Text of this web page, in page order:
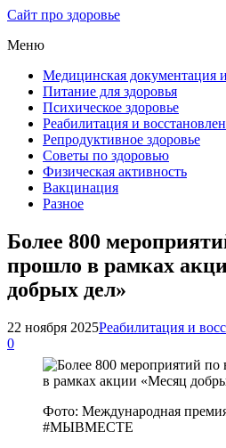
Сайт про здоровье
Меню
Медицинская документация
Питание для здоровья
Психическое здоровье
Реабилитация и
Репродуктивное здоровье
Советы по здоровью
Физическая активность
Вакцинация
Разное
Более 800
прошло в рамках
добрых дел»
22 ноября 2025Реабилитация и
0
Фото: Международная
#МЫВМЕСТЕ